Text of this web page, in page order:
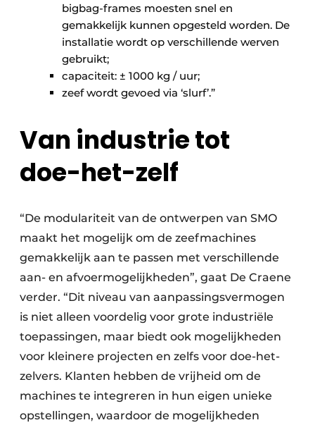
bigbag-frames moesten snel en
gemakkelijk kunnen opgesteld worden. De
installatie wordt op verschillende werven
gebruikt;
capaciteit: ± 1000 kg / uur;
zeef wordt gevoed via ‘slurf’.”
Van industrie tot
doe-het-zelf
“De modulariteit van de ontwerpen van SMO
maakt het mogelijk om de zeefmachines
gemakkelijk aan te passen met verschillende
aan- en afvoermogelijkheden”, gaat De Craene
verder. “Dit niveau van aanpassingsvermogen
is niet alleen voordelig voor grote industriële
toepassingen, maar biedt ook mogelijkheden
voor kleinere projecten en zelfs voor doe-het-
zelvers. Klanten hebben de vrijheid om de
machines te integreren in hun eigen unieke
opstellingen, waardoor de mogelijkheden